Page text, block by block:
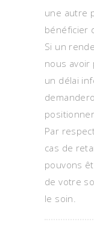
une autre
bénéficier
Si un
nous avoir
un délai
Par
cas de
pouvons
de votre
le soin.